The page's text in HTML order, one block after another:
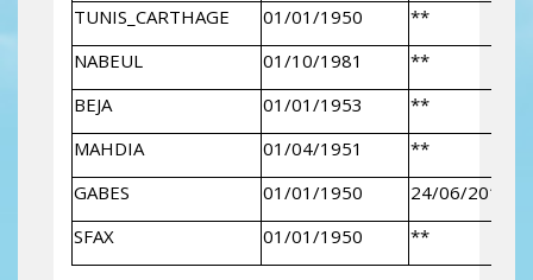
TUNIS_CARTHAGE
01/01/1950
**
NABEUL
01/10/1981
**
BEJA
01/01/1953
**
MAHDIA
01/04/1951
**
GABES
01/01/1950
24/06/2013
SFAX
01/01/1950 **